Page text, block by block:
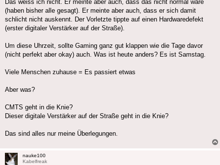
Das weiss ich nicht. Er meinte aber auch, dass das nicht normal wäre
(haben bisher alle gesagt). Er meinte aber auch, dass er sich damit
schlicht nicht auskennt. Der Vorletzte tippte auf einen Hardwaredefekt
(erster digitaler Verstärker auf der Straße).
Um diese Uhrzeit, sollte Gaming ganz gut klappen wie die Tage davor
(nicht perfekt aber okay) auch. Was ist heute anders? Es ist Samstag.
Viele Menschen zuhause = Es passiert etwas
Aber was?
CMTS geht in die Knie?
Dieser digitale Verstärker auf der Straße geht in die Knie?
Das sind alles nur meine Überlegungen.
nauke100
Kabelfreak